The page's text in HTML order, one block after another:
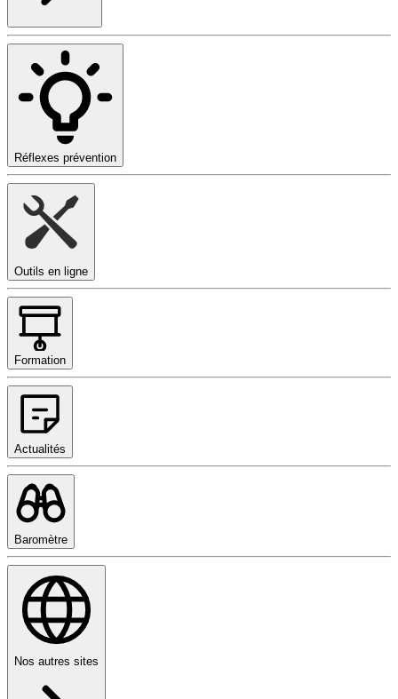
Réflexes prévention
Outils en ligne
Formation
Actualités
Baromètre
Nos autres sites